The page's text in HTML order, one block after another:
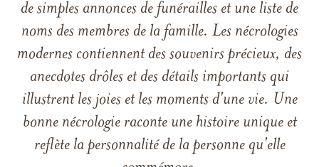
de simples annonces de funérailles et une liste de
noms des membres de la famille. Les nécrologies
modernes contiennent des souvenirs précieux, des
anecdotes drôles et des détails importants qui
illustrent les joies et les moments d'une vie. Une
bonne nécrologie raconte une histoire unique et
reflète la personnalité de la personne qu'elle